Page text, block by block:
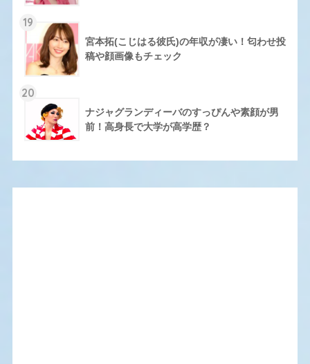
19
宮本拓(こじはる彼氏)の年収が凄い！匂わせ投
稿や顔画像もチェック
20
ナジャグランディーバのすっぴんや素顔が男
前！高身長で大学が高学歴？